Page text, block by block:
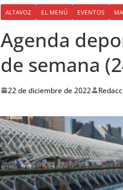
ALTAVOZ EL MENÚ EVENTOS
Agenda
de semana
22 de diciembre de 2022